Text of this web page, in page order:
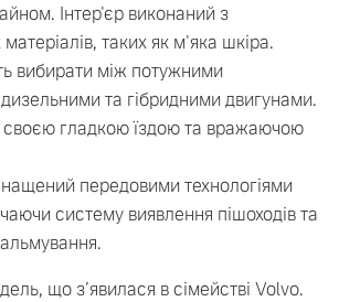
Інтер'єр виконаний з
таких як м'яка шкіра.
вибирати між потужними
та гібридними двигунами.
своєю гладкою їздою та вражаючою
передовими технологіями
систему виявлення пішоходів та
що з’явилася в сімействі Volvo.